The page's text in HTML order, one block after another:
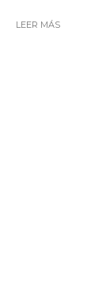
LEER MÁS